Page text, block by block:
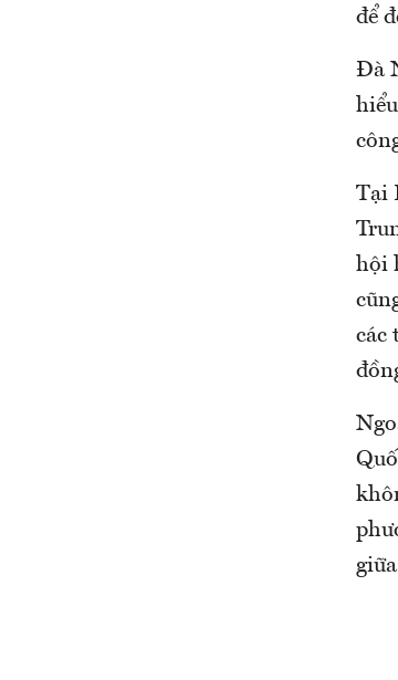
để
Đà
Tại
hội
các